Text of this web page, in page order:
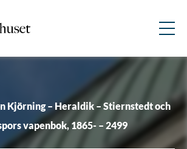
Kjörning – Heraldik – Stiernstedt och
vapenbok, 1865- – 2499